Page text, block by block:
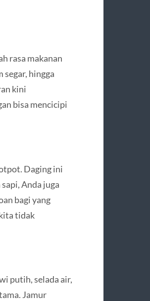
rasa makanan
segar, hingga
kini
bisa mencicipi
Daging ini
Anda juga
bagi yang
tidak
putih, selada air,
Jamur